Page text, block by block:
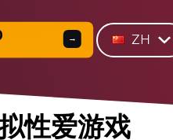
→ ZH
性爱游戏